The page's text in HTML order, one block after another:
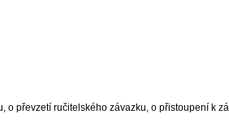
převzetí ručitelského závazku, o přistoupení k